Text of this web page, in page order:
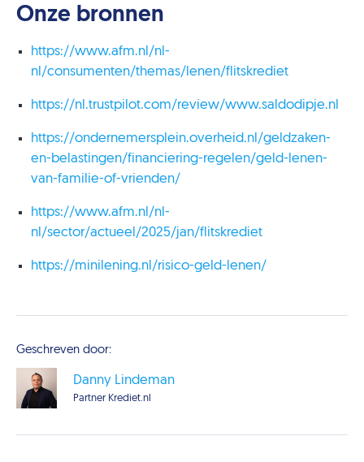
Onze bronnen
https://www.afm.nl/nl-
nl/consumenten/themas/lenen/flitskrediet
https://nl.trustpilot.com/review/www.saldodipje.nl
https://ondernemersplein.overheid.nl/geldzaken-
en-belastingen/financiering-regelen/geld-lenen-
van-familie-of-vrienden/
https://www.afm.nl/nl-
nl/sector/actueel/2025/jan/flitskrediet
https://minilening.nl/risico-geld-lenen/
Geschreven door:
Danny Lindeman
Partner Krediet.nl